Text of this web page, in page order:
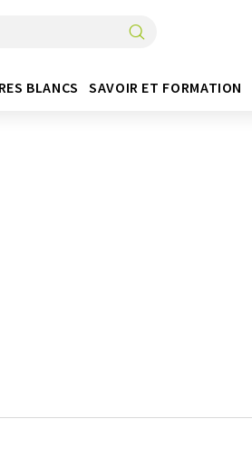
BLANCS SAVOIR ET FORMATION